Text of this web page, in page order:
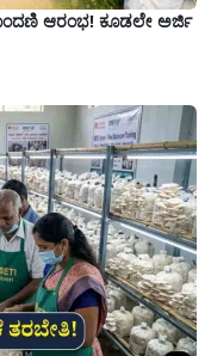
ಆರಂಭ! ಕೂಡಲೇ ಅರ್ಜಿ